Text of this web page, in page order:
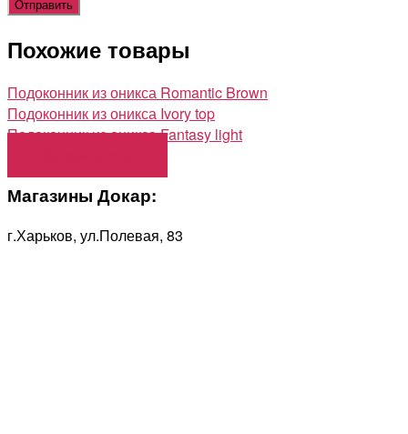
Похожие товары
Подоконник из оникса Romantic Brown
Подоконник из оникса Ivory top
Подоконник из оникса Fantasy light
Магазины Докар:
г.Харьков, ул.Полевая, 83